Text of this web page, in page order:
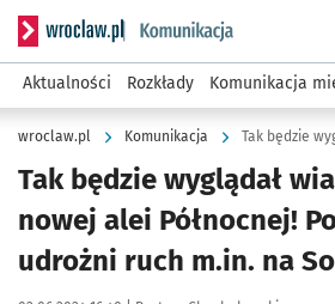
Serwis informacyjny wroclaw.pl
Aktualności Rozkłady Komunikacja
wroclaw.pl Komunikacja Tak będzie
Tak będzie wyglądał
nowej alei Północnej!
udrożni ruch m.in. na